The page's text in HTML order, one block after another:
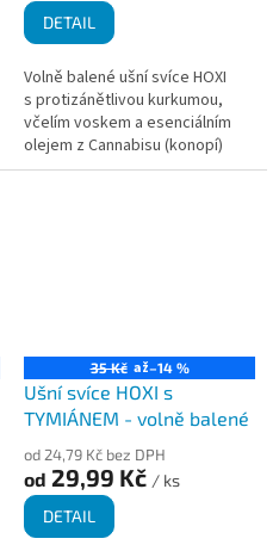
DETAIL
Volně balené ušní svíce HOXI
s protizánětlivou kurkumou,
včelím voskem a esenciálním
olejem z Cannabisu (konopí)
doporučujeme používat při
35 Kč až–14 %
Ušní svíce HOXI s
TYMIÁNEM - volně balené
od 24,79 Kč bez DPH
od 29,99 Kč / ks
DETAIL